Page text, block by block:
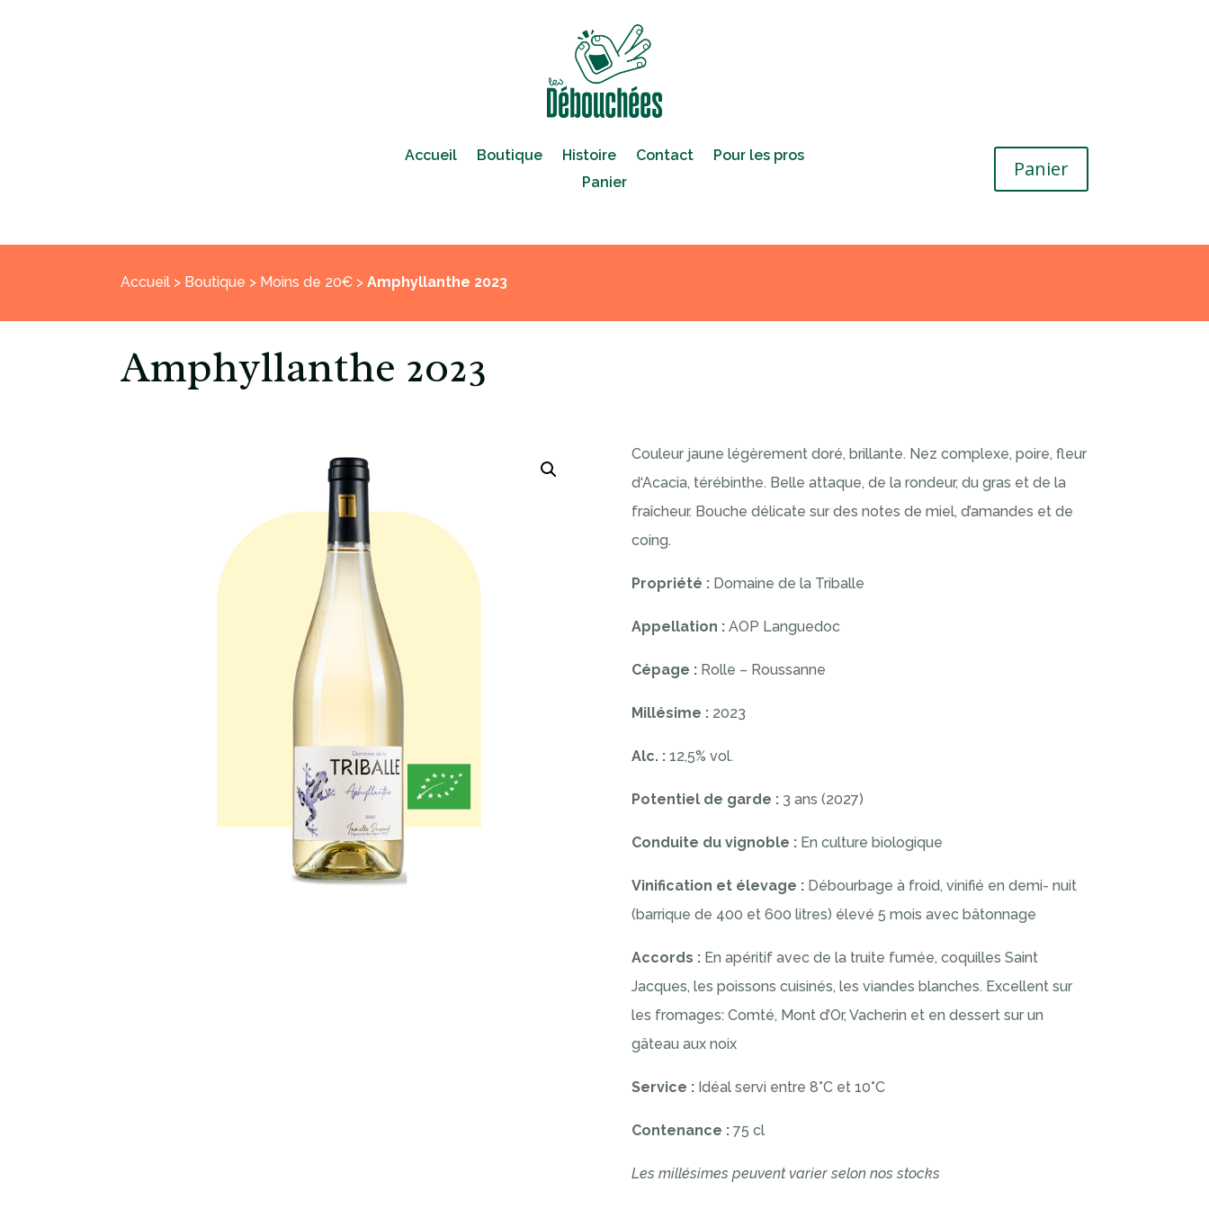
Accueil Boutique Histoire Contact
Pour les pros
Panier
Panier
Accueil > Boutique > Moins de 20€ >Amphyllanthe 2023
Amphyllanthe 2023
Couleur jaune légèrement doré, brillante. Nez complexe, poire, fleur
d‘Acacia, térébinthe. Belle attaque, de la rondeur, du gras et de la
fraîcheur. Bouche délicate sur des notes de miel, d’amandes et de
coing.
Propriété : Domaine de la Triballe
Appellation : AOP Languedoc
Cépage : Rolle – Roussanne
Millésime : 2023
Alc. : 12,5% vol.
Potentiel de garde : 3 ans (2027)
Conduite du vignoble : En culture biologique
Vinification et élevage : Débourbage à froid, vinifié en demi- nuit
(barrique de 400 et 600 litres) élevé 5 mois avec bâtonnage
Accords : En apéritif avec de la truite fumée, coquilles Saint
Jacques, les poissons cuisinés, les viandes blanches. Excellent sur
les fromages: Comté, Mont d’Or, Vacherin et en dessert sur un
gâteau aux noix
Service : Idéal servi entre 8°C et 10°C
Contenance : 75 cl
Les millésimes peuvent varier selon nos stocks